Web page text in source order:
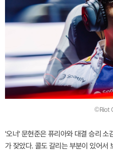
©Riot
'오너' 문현준은 퓨리아와 대결 승리
가 잦았다. 콜도 갈리는 부분이 있어서